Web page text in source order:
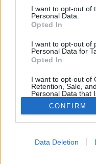
consent section.
I want to opt-out of
Personal Data.
Opted In
I want to opt-out of
Personal Data for
Opted In
I want to opt-out of
Retention, Sale,
Personal Data that
Purposes for which
Opted Out
CONFIRM
Data Deletion
Táplálkozás
2026. június 02. 13:54